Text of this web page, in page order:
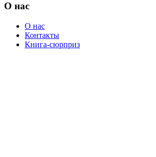
О нас
О нас
Контакты
Книга-сюрприз